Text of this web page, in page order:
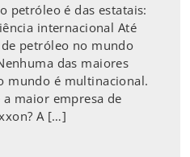
petróleo é das estatais:
internacional Até
petróleo no mundo
das maiores
mundo é multinacional.
maior empresa de
A […]